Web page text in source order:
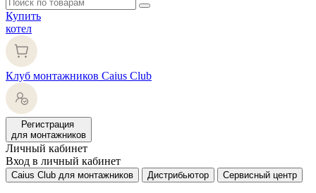
Купить
котел
Клуб монтажников Caius Club
Регистрация
для монтажников
Личный кабинет
Вход в личный кабинет
Caius Club для монтажников Дистрибьютор Сервисный центр